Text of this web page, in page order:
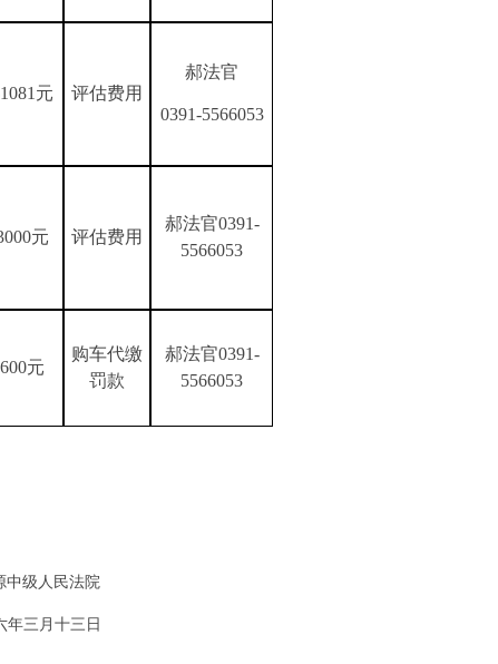
元 评估费用
郝法官
0391-5566053
元 评估费用
郝法官0391-
5566053
600元
购车代缴
罚款
郝法官0391-
5566053
中级人民法院
年三月十三日